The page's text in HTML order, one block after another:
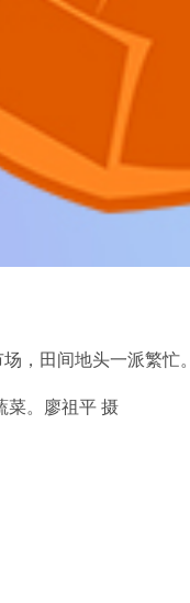
，田间地头一派繁忙。
菜。廖祖平 摄